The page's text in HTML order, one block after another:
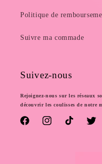
Politique de
Suivre ma commade
Suivez-nous
Rejoignez-nous sur les réseaux
découvrir les coulisses de notre
FacebookInstagramTikTok